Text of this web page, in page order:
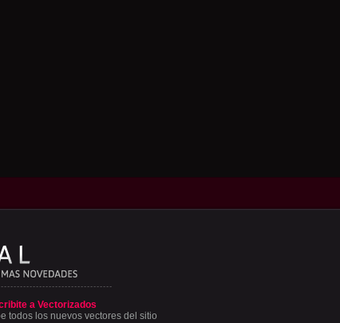
a Vectorizados
todos los nuevos vectores del sitio